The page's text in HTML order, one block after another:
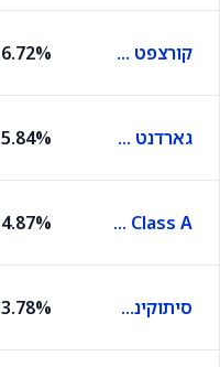
קורצפט תרפיוטיקס 6.72%
גארדנט הלת׳ 5.84%
BillionToOne Class A
4.87%
סיתוקינטיקס 3.78%